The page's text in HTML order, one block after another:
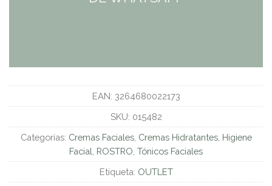
EAN: 3264680022173
SKU: 015482
Categorías: Cremas Faciales, Cremas Hidratantes, Higiene
Facial ROSTRO Tónicos Faciales
Etiqueta: OUTLET